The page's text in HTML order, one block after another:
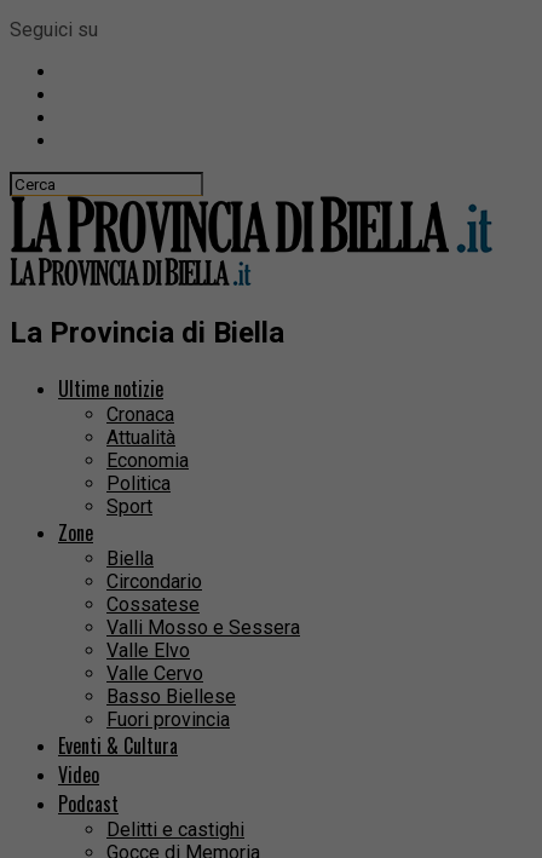
Seguici su
La Provincia di Biella
Ultime notizie
Cronaca
Attualità
Economia
Politica
Sport
Zone
Biella
Circondario
Cossatese
Valli Mosso e Sessera
Valle Elvo
Valle Cervo
Basso Biellese
Fuori provincia
Eventi & Cultura
Video
Podcast
Delitti e castighi
Gocce di Memoria